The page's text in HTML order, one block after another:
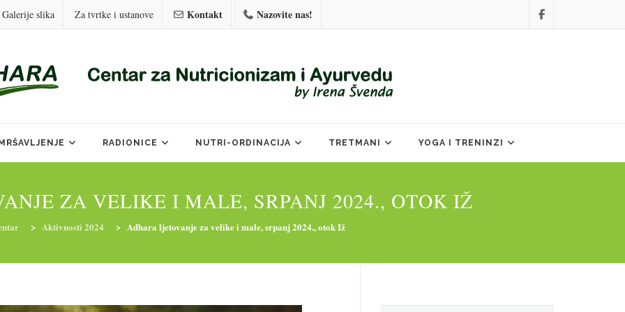
Galerije slika Za tvrtke i ustanove Kontakt Nazovite nas!
RADIONICE NUTRI-ORDINACIJA TRETMANI YOGA I TRENINZI
ZA VELIKE I MALE, SRPANJ 2024., OTOK IŽ
> Aktivnosti 2024 > Adhara ljetovanje za velike i male, srpanj 2024., otok Iž